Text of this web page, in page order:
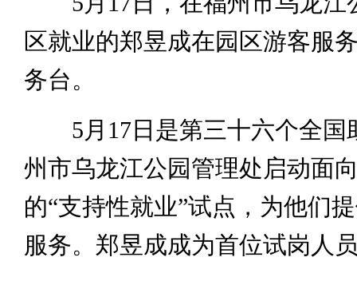
区就业的郑昱成在园区游客服
务台。
5月17日是第三十六个全国
州市乌龙江公园管理处启动面
的“支持性就业”试点，为他们
服务。郑昱成成为首位试岗人